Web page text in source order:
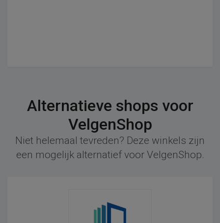
Alternatieve shops voor
VelgenShop
Niet helemaal tevreden? Deze winkels zijn
een mogelijk alternatief voor VelgenShop.